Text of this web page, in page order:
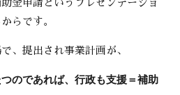
金申請というプレゼンテーショ
らです。
、提出され事業計画が、
のであれば、行政も支援＝補助